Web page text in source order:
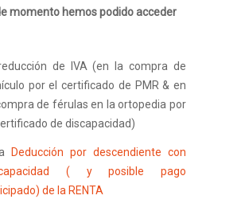
momento hemos podido acceder
de IVA (en la compra de
por el certificado de PMR & en
de férulas en la ortopedia por
de discapacidad)
Deducción por descendiente con
( y posible pago
de la RENTA